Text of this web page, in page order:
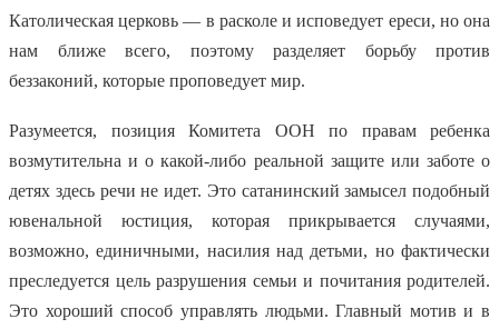
Католическая церковь — в расколе и исповедует ереси, но она
нам ближе всего, поэтому разделяет борьбу против
беззаконий, которые проповедует мир.
Разумеется, позиция Комитета ООН по правам ребенка
возмутительна и о какой-либо реальной защите или заботе о
детях здесь речи не идет. Это сатанинский замысел подобный
ювенальной юстиция, которая прикрывается случаями,
возможно, единичными, насилия над детьми, но фактически
преследуется цель разрушения семьи и почитания родителей.
Это хороший способ управлять людьми. Главный мотив и в